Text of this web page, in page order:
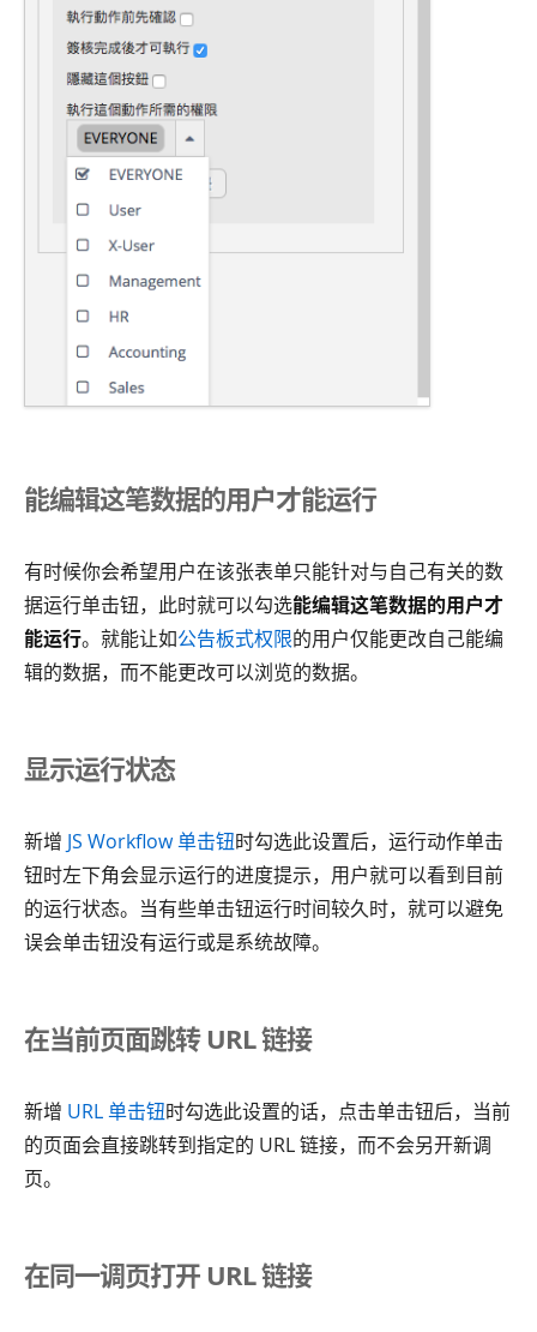
能编辑这笔数据的用户才能运行
有时候你会希望用户在该张表单只能针对与自己有关的数
据运行单击钮，此时就可以勾选能编辑这笔数据的用户才
能运行。就能让如公告板式权限的用户仅能更改自己能编
辑的数据，而不能更改可以浏览的数据。
显示运行状态
新增 JS Workflow 单击钮时勾选此设置后，运行动作单击
钮时左下角会显示运行的进度提示，用户就可以看到目前
的运行状态。当有些单击钮运行时间较久时，就可以避免
误会单击钮没有运行或是系统故障。
在当前页面跳转 URL 链接
新增 URL 单击钮时勾选此设置的话，点击单击钮后，当前
的页面会直接跳转到指定的 URL 链接，而不会另开新调
页。
在同一调页打开 URL 链接